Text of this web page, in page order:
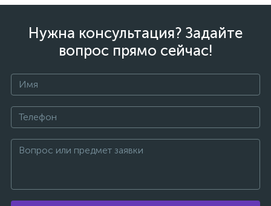
Нужна консультация? Задайте
вопрос прямо сейчас!